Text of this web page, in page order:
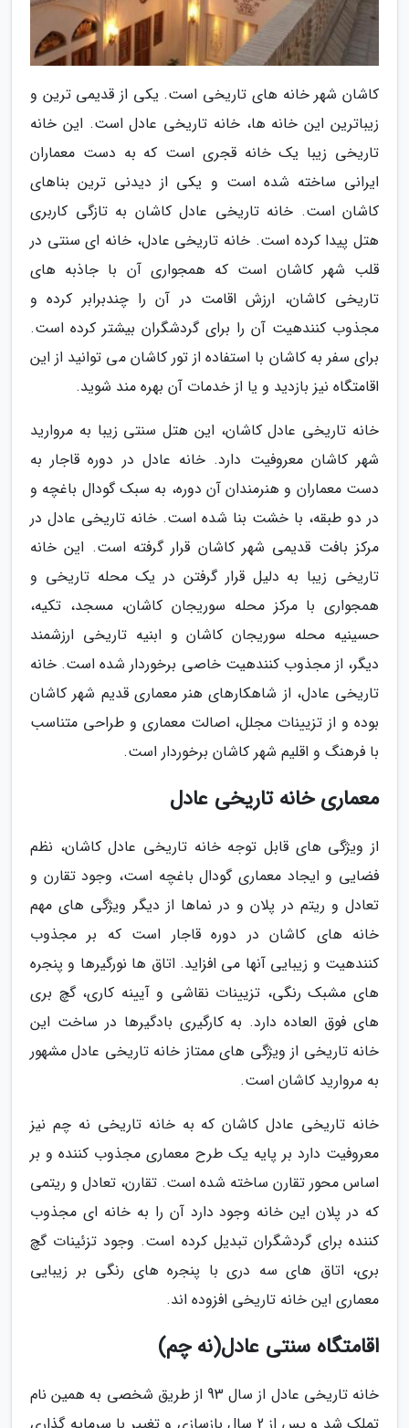
کاشان شهر خانه های تاریخی است. یکی از قدیمی ترین و
زیباترین این خانه ها، خانه تاریخی عادل است. این خانه
تاریخی زیبا یک خانه قجری است که به دست معماران
ایرانی ساخته شده است و یکی از دیدنی ترین بناهای
کاشان است. خانه تاریخی عادل کاشان به تازگی کاربری
هتل پیدا کرده است. خانه تاریخی عادل، خانه ای سنتی در
قلب شهر کاشان است که همجواری آن با جاذبه های
تاریخی کاشان، ارزش اقامت در آن را چندبرابر کرده و
مجذوب کنندهیت آن را برای گردشگران بیشتر کرده است.
برای سفر به کاشان با استفاده از تور کاشان می توانید از این
اقامتگاه نیز بازدید و یا از خدمات آن بهره مند شوید.
خانه تاریخی عادل کاشان، این هتل سنتی زیبا به مروارید
شهر کاشان معروفیت دارد. خانه عادل در دوره قاجار به
دست معماران و هنرمندان آن دوره، به سبک گودال باغچه و
در دو طبقه، با خشت بنا شده است. خانه تاریخی عادل در
مرکز بافت قدیمی شهر کاشان قرار گرفته است. این خانه
تاریخی زیبا به دلیل قرار گرفتن در یک محله تاریخی و
همجواری با مرکز محله سوریجان کاشان، مسجد، تکیه،
حسینیه محله سوریجان کاشان و ابنیه تاریخی ارزشمند
دیگر، از مجذوب کنندهیت خاصی برخوردار شده است. خانه
تاریخی عادل، از شاهکارهای هنر معماری قدیم شهر کاشان
بوده و از تزیینات مجلل، اصالت معماری و طراحی متناسب
با فرهنگ و اقلیم شهر کاشان برخوردار است.
معماری خانه تاریخی عادل
از ویژگی های قابل توجه خانه تاریخی عادل کاشان، نظم
فضایی و ایجاد معماری گودال باغچه است، وجود تقارن و
تعادل و ریتم در پلان و در نماها از دیگر ویژگی های مهم
خانه های کاشان در دوره قاجار است که بر مجذوب
کنندهیت و زیبایی آنها می افزاید. اتاق ها نورگیرها و پنجره
های مشبک رنگی، تزیینات نقاشی و آیینه کاری، گچ بری
های فوق العاده دارد. به کارگیری بادگیرها در ساخت این
خانه تاریخی از ویژگی های ممتاز خانه تاریخی عادل مشهور
به مروارید کاشان است.
خانه تاریخی عادل کاشان که به خانه تاریخی نه چم نیز
معروفیت دارد بر پایه یک طرح معماری مجذوب کننده و بر
اساس محور تقارن ساخته شده است. تقارن، تعادل و ریتمی
که در پلان این خانه وجود دارد آن را به خانه ای مجذوب
کننده برای گردشگران تبدیل کرده است. وجود تزئینات گچ
بری، اتاق های سه دری با پنجره های رنگی بر زیبایی
معماری این خانه تاریخی افزوده اند.
اقامتگاه سنتی عادل(نه چم)
خانه تاریخی عادل از سال 93 از طریق شخصی به همین نام